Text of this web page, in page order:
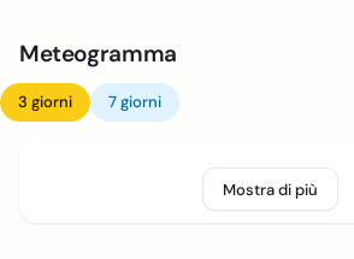
Meteogramma
3 giorni 7 giorni
Mostra di più